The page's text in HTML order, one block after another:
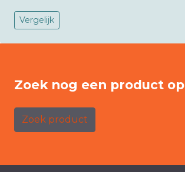
Vergelijk
Zoek nog een product op
Zoek product